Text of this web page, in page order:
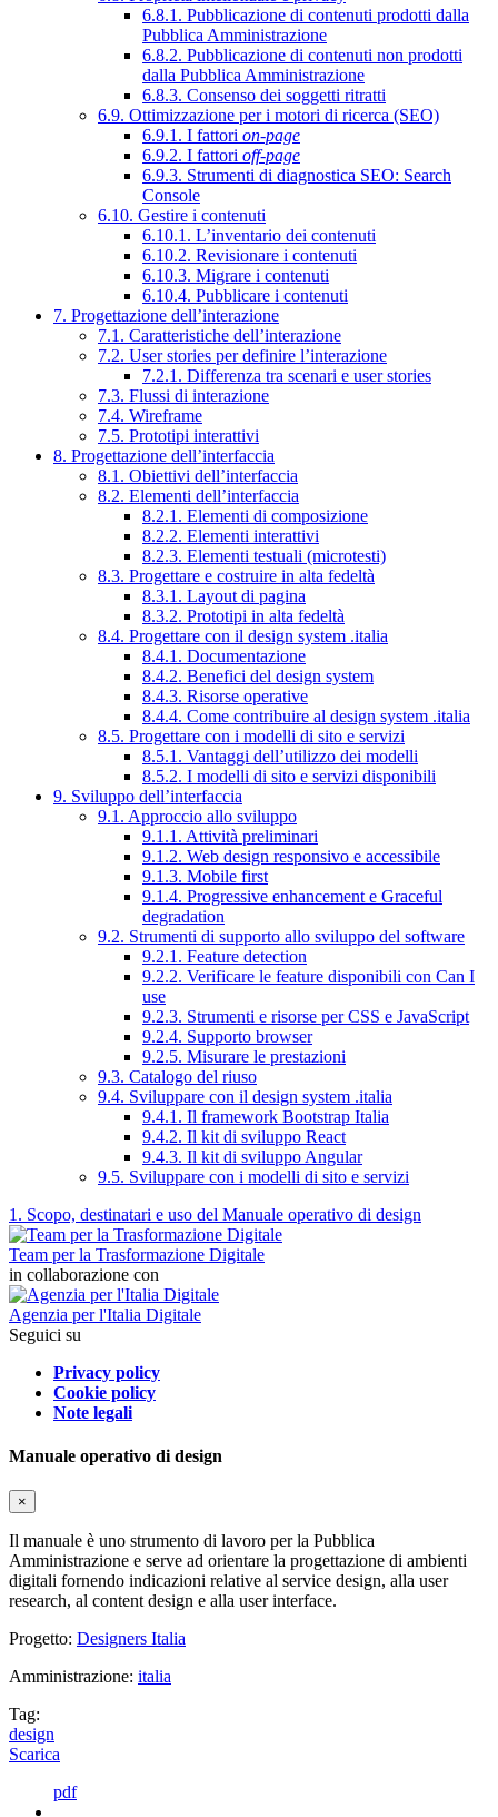
6.8.1. Pubblicazione di contenuti prodotti dalla
Pubblica Amministrazione
6.8.2. Pubblicazione di contenuti non prodotti
dalla Pubblica Amministrazione
6.8.3. Consenso dei soggetti ritratti
6.9. Ottimizzazione per i motori di ricerca (SEO)
6.9.1. I fattori on-page
6.9.2. I fattori off-page
6.9.3. Strumenti di diagnostica SEO: Search
Console
6.10. Gestire i contenuti
6.10.1. L’inventario dei contenuti
6.10.2. Revisionare i contenuti
6.10.3. Migrare i contenuti
6.10.4. Pubblicare i contenuti
7. Progettazione dell’interazione
7.1. Caratteristiche dell’interazione
7.2. User stories per definire l’interazione
7.2.1. Differenza tra scenari e user stories
7.3. Flussi di interazione
7.4. Wireframe
7.5. Prototipi interattivi
8. Progettazione dell’interfaccia
8.1. Obiettivi dell’interfaccia
8.2. Elementi dell’interfaccia
8.2.1. Elementi di composizione
8.2.2. Elementi interattivi
8.2.3. Elementi testuali (microtesti)
8.3. Progettare e costruire in alta fedeltà
8.3.1. Layout di pagina
8.3.2. Prototipi in alta fedeltà
8.4. Progettare con il design system .italia
8.4.1. Documentazione
8.4.2. Benefici del design system
8.4.3. Risorse operative
8.4.4. Come contribuire al design system .italia
8.5. Progettare con i modelli di sito e servizi
8.5.1. Vantaggi dell’utilizzo dei modelli
8.5.2. I modelli di sito e servizi disponibili
9. Sviluppo dell’interfaccia
9.1. Approccio allo sviluppo
9.1.1. Attività preliminari
9.1.2. Web design responsivo e accessibile
9.1.3. Mobile first
9.1.4. Progressive enhancement e Graceful
degradation
9.2. Strumenti di supporto allo sviluppo del software
9.2.1. Feature detection
9.2.2. Verificare le feature disponibili con Can I
use
9.2.3. Strumenti e risorse per CSS e JavaScript
9.2.4. Supporto browser
9.2.5. Misurare le prestazioni
9.3. Catalogo del riuso
9.4. Sviluppare con il design system .italia
9.4.1. Il framework Bootstrap Italia
9.4.2. Il kit di sviluppo React
9.4.3. Il kit di sviluppo Angular
9.5. Sviluppare con i modelli di sito e servizi
1. Scopo, destinatari e uso del Manuale operativo di design
Team per la Trasformazione Digitale
in collaborazione con
Agenzia per l'Italia Digitale
Seguici su
Privacy policy
Cookie policy
Note legali
Manuale operativo di design
×
Il manuale è uno strumento di lavoro per la Pubblica
Amministrazione e serve ad orientare la progettazione di ambienti
digitali fornendo indicazioni relative al service design, alla user
research, al content design e alla user interface.
Progetto: Designers Italia
Amministrazione: italia
Tag:
design
Scarica
pdf